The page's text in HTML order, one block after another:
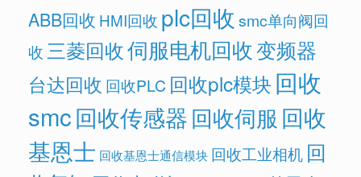
ABB回收 HMI回收 plc回收 smc单向阀回
收三菱回收伺服电机回收变频器
台达回收 回收PLC 回收plc模块 回收
smc回收传感器回收伺服 回收
基恩士 回收基恩士通信模块 回收工业相机 回